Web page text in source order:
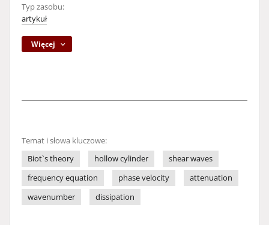
Typ zasobu:
artykuł
Więcej
Temat i słowa kluczowe:
Biot`s theory
hollow cylinder
shear waves
frequency equation
phase velocity
attenuation
wavenumber
dissipation